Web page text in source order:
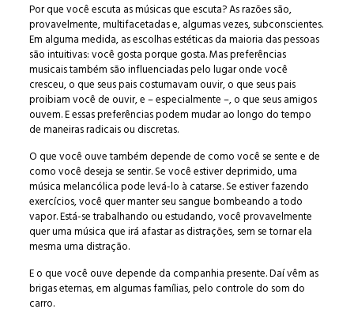
Por que você escuta as músicas que escuta? As razões são,
provavelmente, multifacetadas e, algumas vezes, subconscientes.
Em alguma medida, as escolhas estéticas da maioria das pessoas
são intuitivas: você gosta porque gosta. Mas preferências
musicais também são influenciadas pelo lugar onde você
cresceu, o que seus pais costumavam ouvir, o que seus pais
proibiam você de ouvir, e – especialmente –, o que seus amigos
ouvem. E essas preferências podem mudar ao longo do tempo
de maneiras radicais ou discretas.
O que você ouve também depende de como você se sente e de
como você deseja se sentir. Se você estiver deprimido, uma
música melancólica pode levá-lo à catarse. Se estiver fazendo
exercícios, você quer manter seu sangue bombeando a todo
vapor. Está-se trabalhando ou estudando, você provavelmente
quer uma música que irá afastar as distrações, sem se tornar ela
mesma uma distração.
E o que você ouve depende da companhia presente. Daí vêm as
brigas eternas, em algumas famílias, pelo controle do som do
carro.